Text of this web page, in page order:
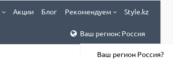
Акции Блог Рекомендуем Style.kz
Ваш регион: Россия
Ваш регион Россия?